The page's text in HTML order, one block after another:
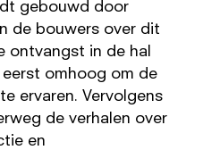
gebouwd door
de bouwers over dit
ontvangst in de hal
omhoog om de
ervaren. Vervolgens
de verhalen over
en